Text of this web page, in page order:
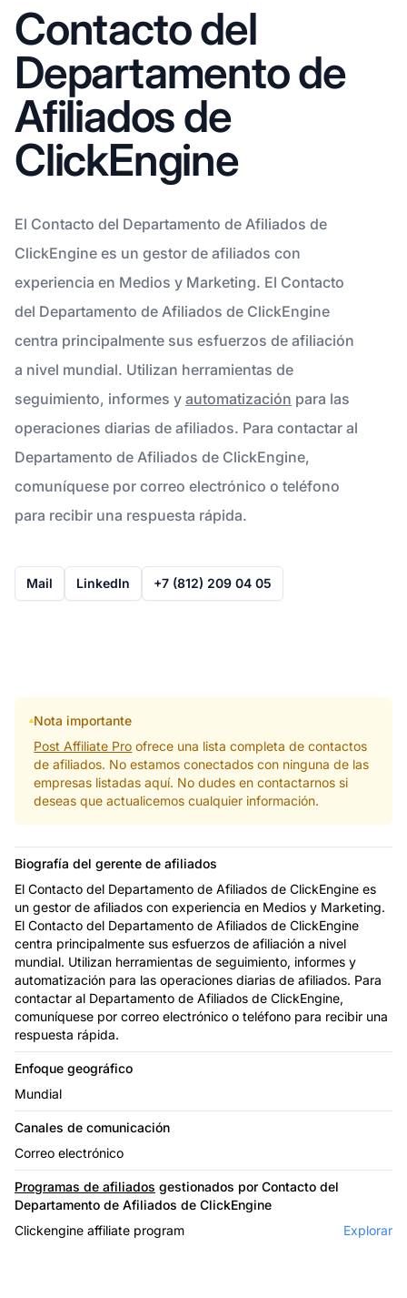
Contacto del
Departamento de
Afiliados de
ClickEngine
El Contacto del Departamento de Afiliados de
ClickEngine es un gestor de afiliados con
experiencia en Medios y Marketing. El Contacto
del Departamento de Afiliados de ClickEngine
centra principalmente sus esfuerzos de afiliación
a nivel mundial. Utilizan herramientas de
seguimiento, informes y automatización para las
operaciones diarias de afiliados. Para contactar al
Departamento de Afiliados de ClickEngine,
comuníquese por correo electrónico o teléfono
para recibir una respuesta rápida.
Mail LinkedIn +7 (812) 209 04 05
Nota importante
Post Affiliate Pro ofrece una lista completa de contactos
de afiliados. No estamos conectados con ninguna de las
empresas listadas aquí. No dudes en contactarnos si
deseas que actualicemos cualquier información.
Biografía del gerente de afiliados
El Contacto del Departamento de Afiliados de ClickEngine es
un gestor de afiliados con experiencia en Medios y Marketing.
El Contacto del Departamento de Afiliados de ClickEngine
centra principalmente sus esfuerzos de afiliación a nivel
mundial. Utilizan herramientas de seguimiento, informes y
automatización para las operaciones diarias de afiliados. Para
contactar al Departamento de Afiliados de ClickEngine,
comuníquese por correo electrónico o teléfono para recibir una
respuesta rápida.
Enfoque geográfico
Mundial
Canales de comunicación
Correo electrónico
Programas de afiliados gestionados por Contacto del
Departamento de Afiliados de ClickEngine
Clickengine affiliate program
Explorar